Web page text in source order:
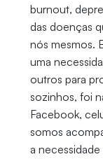
burnout,
das doenças
nós mesmos.
uma
outros para
sozinhos, foi
Facebook,
somos
a